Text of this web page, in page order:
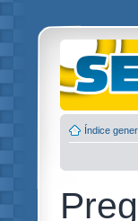
Índice